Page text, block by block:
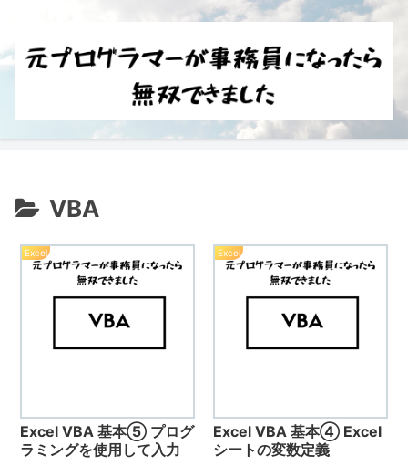
VBA
Excel
Excel VBA 基本⑤ プログ
ラミングを使用して入力
Excel
Excel VBA 基本④ Excel
シートの変数定義